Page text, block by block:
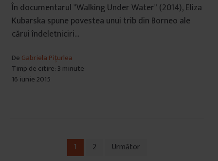
În documentarul "Walking Under Water" (2014), Eliza
Kubarska spune povestea unui trib din Borneo ale
cărui îndeletniciri…
De Gabriela Pițurlea
Timp de citire: 3 minute
16 iunie 2015
Navigare
1 2 Următor